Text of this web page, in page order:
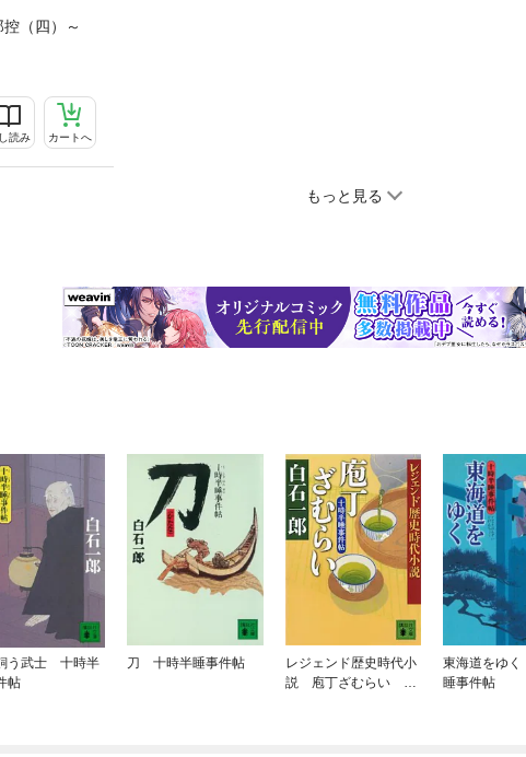
（四）～
読み カートへ
もっと見る
う武士 十時半
帖
刀 十時半睡事件帖
レジェンド歴史時代小
説 庖丁ざむらい 十
東海道をゆ
睡事件帖